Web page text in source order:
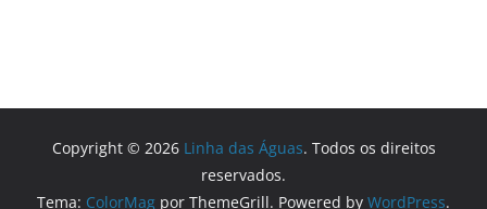
Copyright © 2026 Linha das Águas. Todos os direitos
reservados.
Tema: ColorMag por ThemeGrill. Powered by WordPress.